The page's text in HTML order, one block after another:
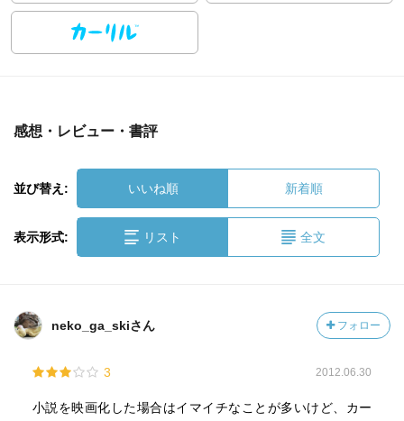
感想・レビュー・書評
並び替え: いいね順 新着順
表示形式: リスト 全文
neko_ga_skiさん フォロー
3 2012.06.30
小説を映画化した場合はイマイチなことが多いけど、カー